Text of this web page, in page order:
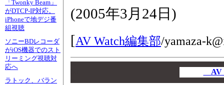
「Twonky Beam」
がDTCP-IP対応。
iPhoneで地デジ番
組視聴
ソニーBDレコーダ
がiOS機器でのスト
リーミング視聴対
応へ
ラトック、バラン
(2005年3月24日 )
[AV Watch編集部/yamaza-
AV